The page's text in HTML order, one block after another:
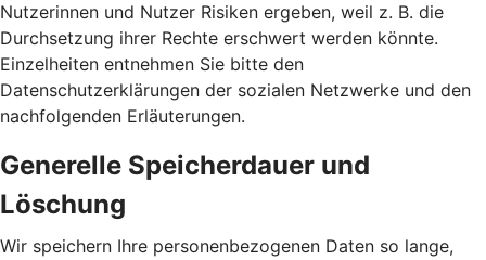
Nutzerinnen und Nutzer Risiken ergeben, weil z. B. die
Durchsetzung ihrer Rechte erschwert werden könnte.
Einzelheiten entnehmen Sie bitte den
Datenschutzerklärungen der sozialen Netzwerke und den
nachfolgenden Erläuterungen.
Generelle Speicherdauer und
Löschung
Wir speichern Ihre personenbezogenen Daten so lange,